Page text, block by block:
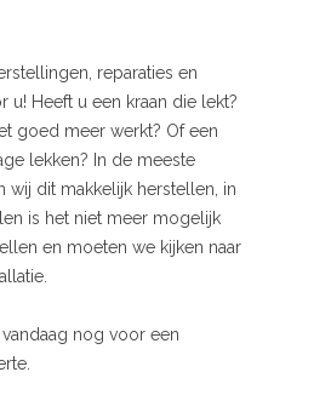
reparaties en
u! Heeft u een kraan die lekt?
goed meer werkt? Of een
lekken? In de meeste
wij dit makkelijk herstellen, in
is het niet meer mogelijk
en moeten we kijken naar
nog voor een